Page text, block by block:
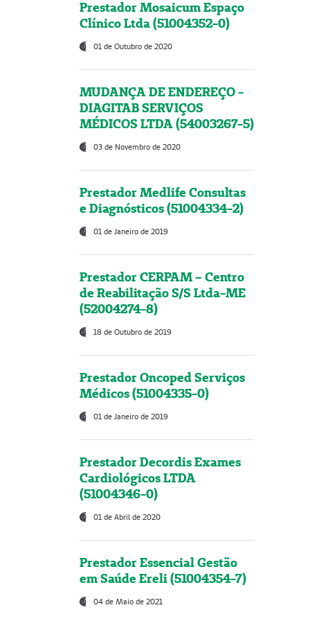
Prestador Mosaicum Espaço
Clínico Ltda (51004352-0)
01 de Outubro de 2020
MUDANÇA DE ENDEREÇO -
DIAGITAB SERVIÇOS
MÉDICOS LTDA (54003267-5)
03 de Novembro de 2020
Prestador Medlife Consultas
e Diagnósticos (51004334-2)
01 de Janeiro de 2019
Prestador CERPAM – Centro
de Reabilitação S/S Ltda-ME
(52004274-8)
18 de Outubro de 2019
Prestador Oncoped Serviços
Médicos (51004335-0)
01 de Janeiro de 2019
Prestador Decordis Exames
Cardiológicos LTDA
(51004346-0)
01 de Abril de 2020
Prestador Essencial Gestão
em Saúde Ereli (51004354-7)
04 de Maio de 2021